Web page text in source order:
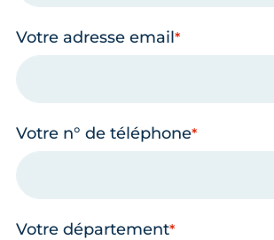
Votre adresse email
Votre n° de téléphone
Votre département